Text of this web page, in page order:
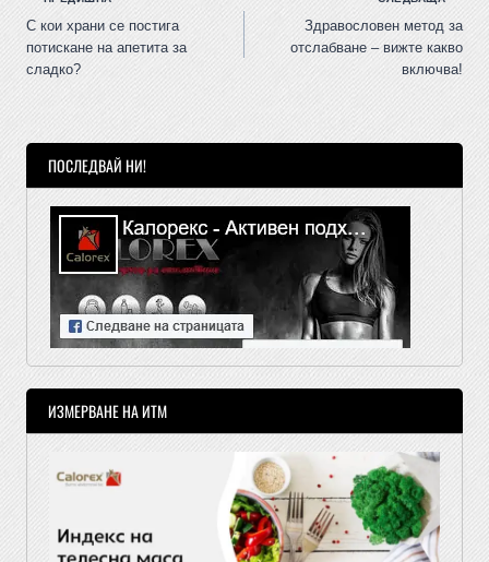
С кои храни се постига
потискане на апетита за
сладко?
Здравословен метод за
отслабване – вижте какво
включва!
ПОСЛЕДВАЙ НИ!
ИЗМЕРВАНЕ НА ИТМ